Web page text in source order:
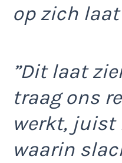
op zich
”Dit laat
traag ons
werkt, juist
waarin